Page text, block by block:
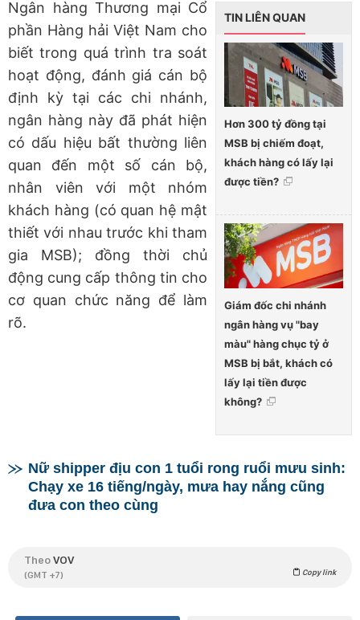
TIN LIÊN QUAN
Hơn 300 tỷ đồng tại
MSB bị chiếm đoạt,
khách hàng có lấy lại
được tiền?
Giám đốc chi nhánh
ngân hàng vụ "bay
màu" hàng chục tỷ ở
MSB bị bắt, khách có
lấy lại tiền được
không?
Ngân hàng Thương mại Cổ
phần Hàng hải Việt Nam cho
biết trong quá trình tra soát
hoạt động, đánh giá cán bộ
định kỳ tại các chi nhánh,
ngân hàng này đã phát hiện
có dấu hiệu bất thường liên
quan đến một số cán bộ,
nhân viên với một nhóm
khách hàng (có quan hệ mật
thiết với nhau trước khi tham
gia MSB); đồng thời chủ
động cung cấp thông tin cho
cơ quan chức năng để làm
rõ.
Nữ shipper địu con 1 tuổi rong ruổi mưu sinh:
Chạy xe 16 tiếng/ngày, mưa hay nắng cũng
đưa con theo cùng
TheoVOV
(GMT +7) Copy link